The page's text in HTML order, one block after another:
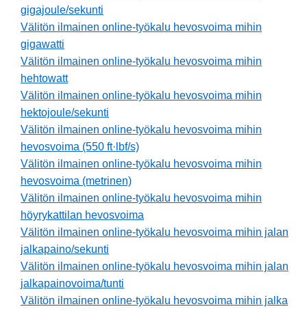
gigajoule/sekunti
Välitön ilmainen online-työkalu hevosvoima mihin
gigawatti
Välitön ilmainen online-työkalu hevosvoima mihin
hehtowatt
Välitön ilmainen online-työkalu hevosvoima mihin
hektojoule/sekunti
Välitön ilmainen online-työkalu hevosvoima mihin
hevosvoima (550 ft·lbf/s)
Välitön ilmainen online-työkalu hevosvoima mihin
hevosvoima (metrinen)
Välitön ilmainen online-työkalu hevosvoima mihin
höyrykattilan hevosvoima
Välitön ilmainen online-työkalu hevosvoima mihin jalan
jalkapaino/sekunti
Välitön ilmainen online-työkalu hevosvoima mihin jalan
jalkapainovoima/tunti
Välitön ilmainen online-työkalu hevosvoima mihin jalka